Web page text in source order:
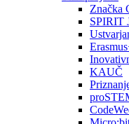
Značka
SPIRIT
KAUČ